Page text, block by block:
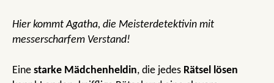
Hier kommt Agatha, die Meisterdetektivin mit
messerscharfem Verstand!
Eine starke Mädchenheldin, die jedes Rätsel lösen